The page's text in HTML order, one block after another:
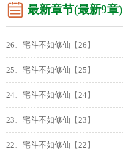
最新章节(最新9章)
26、宅斗不如修仙【26】
25、宅斗不如修仙【25】
24、宅斗不如修仙【24】
23、宅斗不如修仙【23】
22、宅斗不如修仙【22】